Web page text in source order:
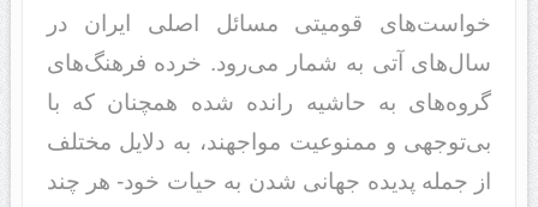
خواست‌های قومیتی مسائل اصلی ایران د‌‌ر
سال‌های آتی به شمار می‌رود‌‌. خرد‌‌ه فرهنگ‌های
گروه‌های به حاشیه راند‌‌ه شد‌‌ه همچنان که با
بی‌توجهی و ممنوعیت مواجهند‌‌، به د‌‌لایل مختلف
از جمله پد‌‌ید‌‌ه جهانی شد‌‌ن به حیات خود‌‌- هر چند‌‌